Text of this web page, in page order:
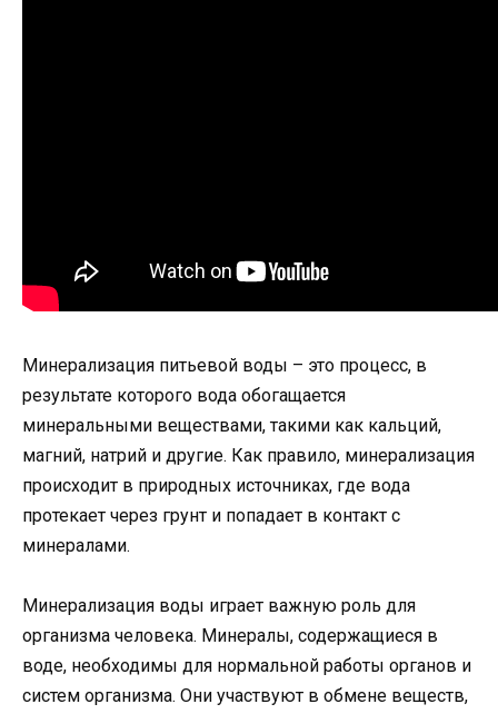
Минерализация питьевой воды – это процесс, в
результате которого вода обогащается
минеральными веществами, такими как кальций,
магний, натрий и другие. Как правило, минерализация
происходит в природных источниках, где вода
протекает через грунт и попадает в контакт с
минералами.
Минерализация воды играет важную роль для
организма человека. Минералы, содержащиеся в
воде, необходимы для нормальной работы органов и
систем организма. Они участвуют в обмене веществ,